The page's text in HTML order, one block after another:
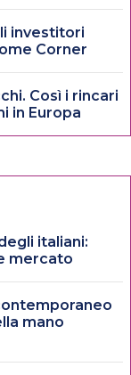
investitori
Corner
Così i rincari
in Europa
italiani:
mercato
mano